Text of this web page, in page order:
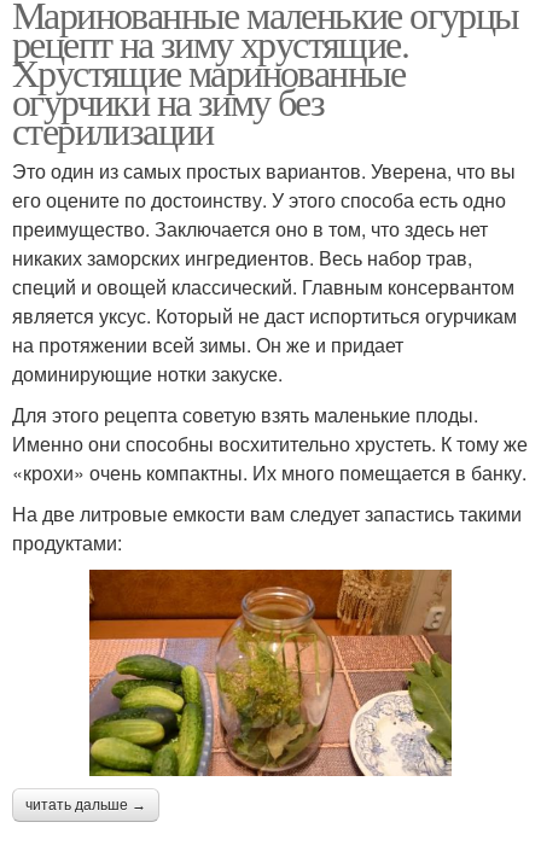
Маринованные маленькие огурцы
рецепт на зиму хрустящие.
Хрустящие маринованные
огурчики на зиму без
стерилизации
Это один из самых простых вариантов. Уверена, что вы
его оцените по достоинству. У этого способа есть одно
преимущество. Заключается оно в том, что здесь нет
никаких заморских ингредиентов. Весь набор трав,
специй и овощей классический. Главным консервантом
является уксус. Который не даст испортиться огурчикам
на протяжении всей зимы. Он же и придает
доминирующие нотки закуске.
Для этого рецепта советую взять маленькие плоды.
Именно они способны восхитительно хрустеть. К тому же
«крохи» очень компактны. Их много помещается в банку.
На две литровые емкости вам следует запастись такими
продуктами:
читать дальше →